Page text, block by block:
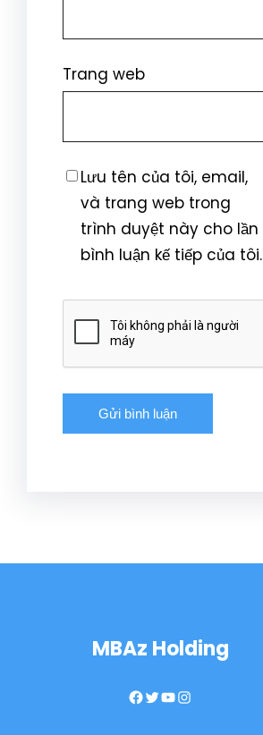
Trang web
Lưu tên của tôi, email,
và trang web trong
trình duyệt này cho lần
bình luận kế tiếp của tôi.
MBAz Holding
Facebook Twitter YouTube Instagram